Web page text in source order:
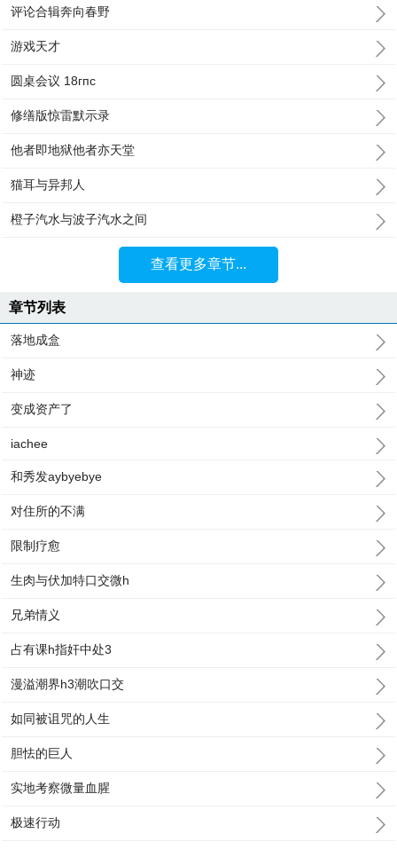
评论合辑奔向春野
游戏天才
圆桌会议 18гпc
修缮版惊雷默示录
他者即地狱他者亦天堂
猫耳与异邦人
橙子汽水与波子汽水之间
查看更多章节...
章节列表
落地成盒
神迹
变成资产了
iachee
和秀发aybyebye
对住所的不满
限制疗愈
生肉与伏加特口交微h
兄弟情义
占有课h指奸中处3
漫溢潮界h3潮吹口交
如同被诅咒的人生
胆怯的巨人
实地考察微量血腥
极速行动